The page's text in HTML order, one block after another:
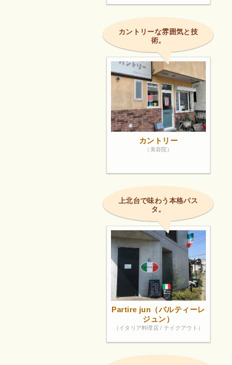
カントリーな雰囲気と技
術。
カントリー
（美容院）
上北台で味わう本格パス
タ。
Partire jun（パルティーレ
ジュン）
（イタリア料理店 / テイクアウト）